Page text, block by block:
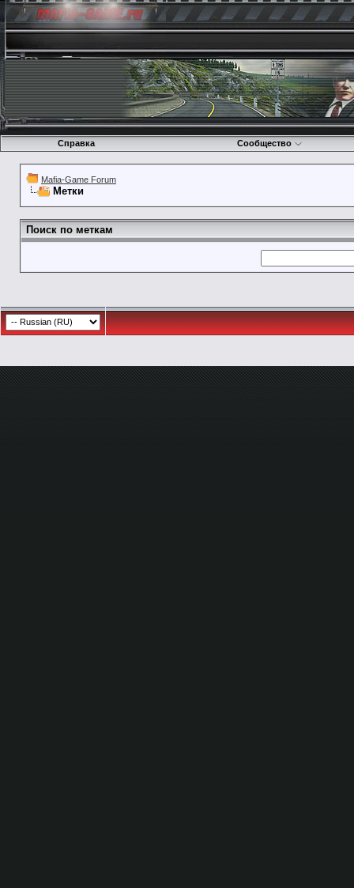
Справка Сообщество
Mafia-Game Forum
Метки
Поиск по меткам